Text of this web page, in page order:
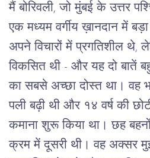
मैं बोरिवली, जो मुंबई के उत्तर
एक मध्यम वर्गीय ख़ानदान में बड़ा
अपने विचारों में प्रगतिशील थे,
विकसित थी - और यह दो बातें
का सबसे अच्छा दोस्त था। वह
पली बढ़ी थी और १४ वर्ष की
कमाना शुरू किया था। छह
क्रम में दूसरी थी। वह अक्सर